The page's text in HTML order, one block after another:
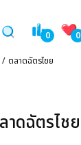
0 0
ตลาดฉัตรไชย
าดฉัตรไชย